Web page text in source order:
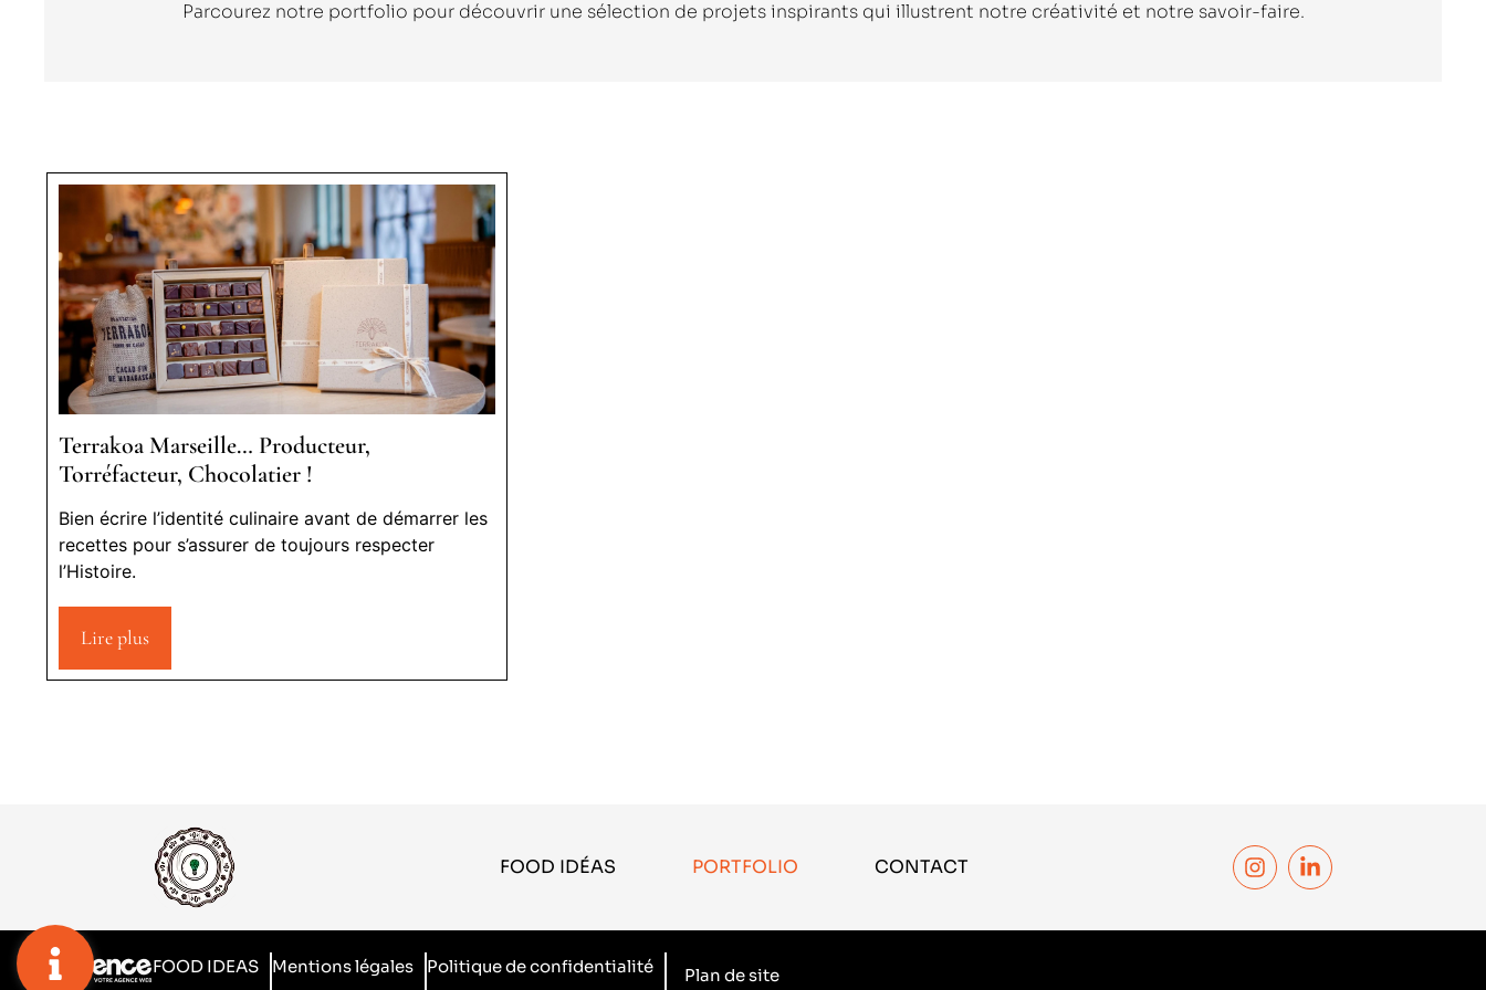
Parcourez notre portfolio pour découvrir une sélection de projets inspirants qui illustrent notre créativité et notre savoir-faire.
Terrakoa Marseille… Producteur,
Torréfacteur, Chocolatier !
Bien écrire l’identité culinaire avant de démarrer les
recettes pour s’assurer de toujours respecter
l’Histoire.
Lire plus
FOOD IDÉAS PORTFOLIO CONTACT
FOOD IDEAS Mentions légales Politique de confidentialité Plan de site